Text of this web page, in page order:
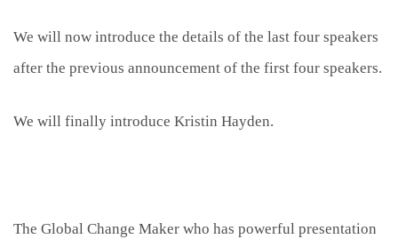
We will now introduce the details of the last four speakers
after the previous announcement of the first four speakers.
We will finally introduce Kristin Hayden.
The Global Change Maker who has powerful presentation